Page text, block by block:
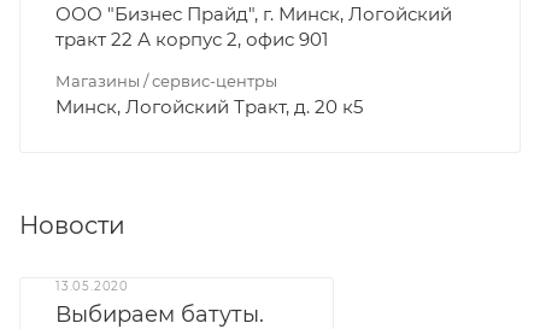
ООО "Бизнес Прайд", г. Минск, Логойский
тракт 22 А корпус 2, офис 901
Магазины / сервис-центры
Минск, Логойский Тракт, д. 20 к5
Новости
13.05.2020
Выбираем батуты.